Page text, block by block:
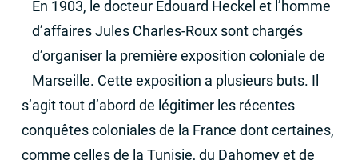
​En 1903, le docteur Édouard Heckel et l’homme
d’affaires Jules Charles-Roux sont chargés
d’organiser la première exposition coloniale de
Marseille. Cette exposition a plusieurs buts. Il
s’agit tout d’abord de légitimer les récentes
conquêtes coloniales de la France dont certaines,
comme celles de la Tunisie, du Dahomey et de